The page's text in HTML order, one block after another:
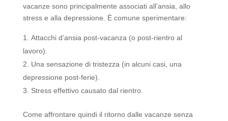
vacanze sono principalmente associati all’ansia, allo
stress e alla depressione. È comune sperimentare:
Attacchi d’ansia post-vacanza (o post-rientro al
lavoro).
Una sensazione di tristezza (in alcuni casi, una
depressione post-ferie).
Stress effettivo causato dal rientro.
Come affrontare quindi il ritorno dalle vacanze senza